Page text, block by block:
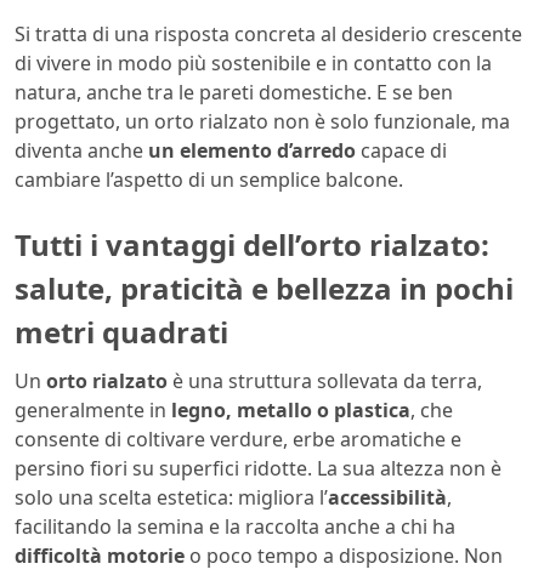
Si tratta di una risposta concreta al desiderio crescente
di vivere in modo più sostenibile e in contatto con la
natura, anche tra le pareti domestiche. E se ben
progettato, un orto rialzato non è solo funzionale, ma
diventa anche un elemento d’arredo capace di
cambiare l’aspetto di un semplice balcone.
Tutti i vantaggi dell’orto rialzato:
salute, praticità e bellezza in pochi
metri quadrati
Un orto rialzato è una struttura sollevata da terra,
generalmente in legno, metallo o plastica, che
consente di coltivare verdure, erbe aromatiche e
persino fiori su superfici ridotte. La sua altezza non è
solo una scelta estetica: migliora l’accessibilità,
facilitando la semina e la raccolta anche a chi ha
difficoltà motorie o poco tempo a disposizione. Non